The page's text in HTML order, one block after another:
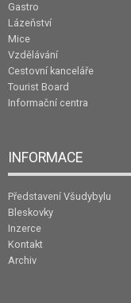
Gastro
Lázeňství
Mice
Vzdělávání
Cestovní kanceláře
Tourist Board
Informační centra
INFORMACE
Představení Všudybylu
Bleskovky
Inzerce
Kontakt
Archiv